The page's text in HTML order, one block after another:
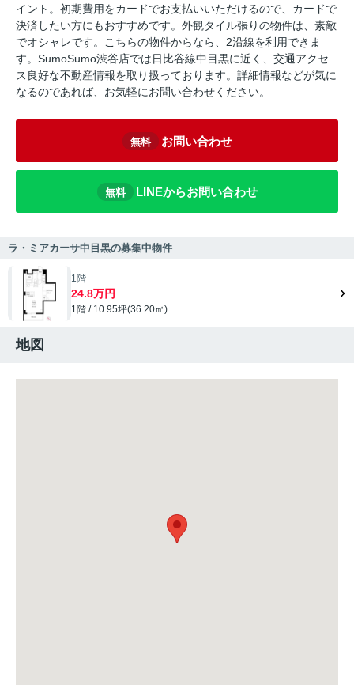
イント。初期費用をカードでお支払いいただけるので、カードで
決済したい方にもおすすめです。外観タイル張りの物件は、素敵
でオシャレです。こちらの物件からなら、2沿線を利用できま
す。SumoSumo渋谷店では日比谷線中目黒に近く、交通アクセ
ス良好な不動産情報を取り扱っております。詳細情報などが気に
なるのであれば、お気軽にお問い合わせください。
無料 お問い合わせ
無料 LINEからお問い合わせ
ラ・ミアカーサ中目黒の募集中物件
1階
24.8万円
1階 / 10.95坪(36.20㎡)
地図